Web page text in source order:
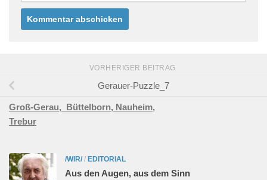
VORHERIGER BEITRAG
Gerauer-Puzzle_7
Groß-Gerau, Büttelborn, Nauheim,
Trebur
/WIR/ / EDITORIAL
Aus den Augen, aus dem Sinn